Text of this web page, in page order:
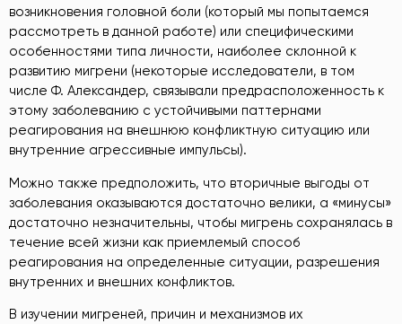
возникновения головной боли (который мы попытаемся
рассмотреть в данной работе) или специфическими
особенностями типа личности, наиболее склонной к
развитию мигрени (некоторые исследователи, в том
числе Ф. Александер, связывали предрасположенность к
этому заболеванию с устойчивыми паттернами
реагирования на внешнюю конфликтную ситуацию или
внутренние агрессивные импульсы).
Можно также предположить, что вторичные выгоды от
заболевания оказываются достаточно велики, а «минусы»
достаточно незначительны, чтобы мигрень сохранялась в
течение всей жизни как приемлемый способ
реагирования на определенные ситуации, разрешения
внутренних и внешних конфликтов.
В изучении мигреней, причин и механизмов их